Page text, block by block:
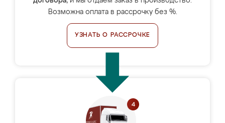
Возможна оплата в рассрочку без %.
УЗНАТЬ О РАССРОЧКЕ